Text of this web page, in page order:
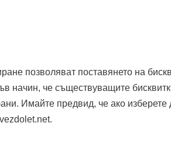
позволяват поставянето на
начин, че съществуващите
Имайте предвид, че ако изберете